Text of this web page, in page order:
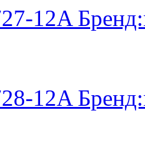
12A Бренд:
12A Бренд: